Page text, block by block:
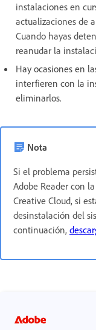
instalaciones en
actualizaciones de
Cuando hayas
reanudar la
Hay ocasiones en
interfieren con la
eliminarlos.
Nota
Si el problema
Adobe Reader con
Creative Cloud, si
desinstalación del
continuación,